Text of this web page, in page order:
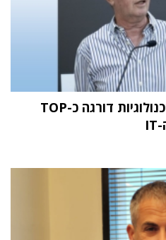
מחקר STKI השנתי: וואן טכנולוגיות דורגה כ-TOP